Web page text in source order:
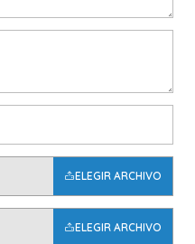
ELEGIR ARCHIVO
ELEGIR ARCHIVO